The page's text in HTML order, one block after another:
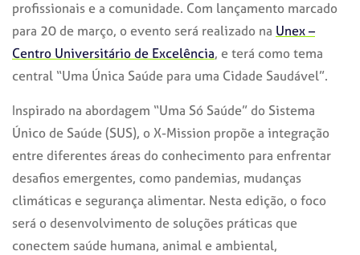
profissionais e a comunidade. Com lançamento marcado
para 20 de março, o evento será realizado na Unex –
Centro Universitário de Excelência, e terá como tema
central “Uma Única Saúde para uma Cidade Saudável”.
Inspirado na abordagem “Uma Só Saúde” do Sistema
Único de Saúde (SUS), o X-Mission propõe a integração
entre diferentes áreas do conhecimento para enfrentar
desafios emergentes, como pandemias, mudanças
climáticas e segurança alimentar. Nesta edição, o foco
será o desenvolvimento de soluções práticas que
conectem saúde humana, animal e ambiental,